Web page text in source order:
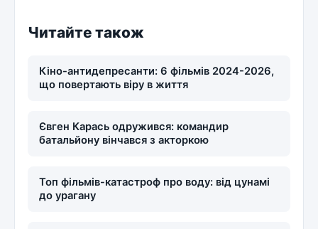
Читайте також
Кіно-антидепресанти: 6 фільмів 2024-2026,
що повертають віру в життя
Євген Карась одружився: командир
батальйону вінчався з акторкою
Топ фільмів-катастроф про воду: від цунамі
до урагану